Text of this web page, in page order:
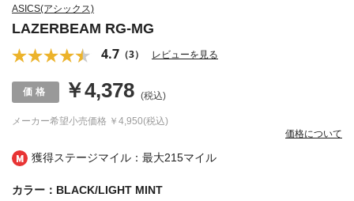
獲得ステージマイル：最大215マイル
ASICS(アシックス)
LAZERBEAM RG-MG
4.7 （3） レビューを見る
メーカー希望小売価格 ￥4,950(税込)
￥4,378 (税込)
価格について
カラー：BLACK/LIGHT MINT